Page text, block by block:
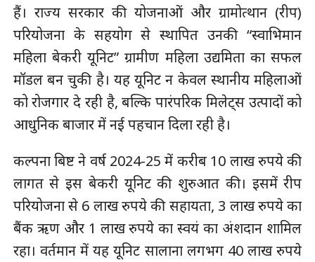
हैं। राज्य सरकार की योजनाओं और ग्रामोत्थान (रीप)
परियोजना के सहयोग से स्थापित उनकी “स्वाभिमान
महिला बेकरी यूनिट” ग्रामीण महिला उद्यमिता का सफल
मॉडल बन चुकी है। यह यूनिट न केवल स्थानीय महिलाओं
को रोजगार दे रही है, बल्कि पारंपरिक मिलेट्स उत्पादों को
आधुनिक बाजार में नई पहचान दिला रही है।
कल्पना बिष्ट ने वर्ष 2024-25 में करीब 10 लाख रुपये की
लागत से इस बेकरी यूनिट की शुरुआत की। इसमें रीप
परियोजना से 6 लाख रुपये की सहायता, 3 लाख रुपये का
बैंक ऋण और 1 लाख रुपये का स्वयं का अंशदान शामिल
रहा। वर्तमान में यह यूनिट सालाना लगभग 40 लाख रुपये